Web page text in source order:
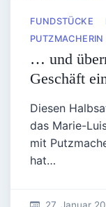
FUNDSTÜCKE
PUTZMACHERIN
… und
Geschäft
Diesen
das Marie-
mit
hat…